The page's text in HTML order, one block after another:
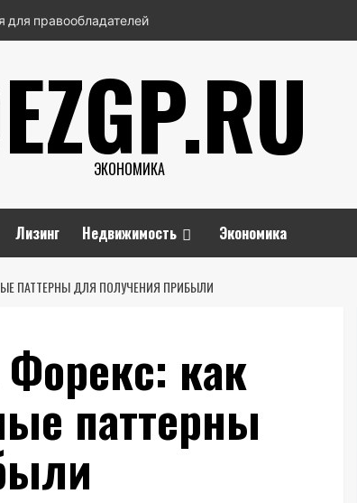
правообладателей
ЭКОНОМИКА
Лизинг Недвижимость Экономика
ПАТТЕРНЫ ДЛЯ ПОЛУЧЕНИЯ ПРИБЫЛИ
как
паттерны